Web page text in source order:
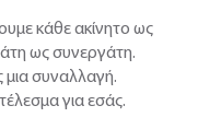
κάθε ακίνητο ως
ως συνεργάτη.
μια συναλλαγή.
για εσάς.